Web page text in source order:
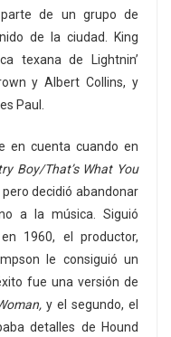
de un grupo de
de la ciudad. King
texana de Lightnin’
y Albert Collins, y
Paul.
en cuenta cuando en
Boy/That’s What You
decidió abandonar
a la música. Siguió
1960, el productor,
le consiguió un
fue una versión de
y el segundo, el
detalles de Hound